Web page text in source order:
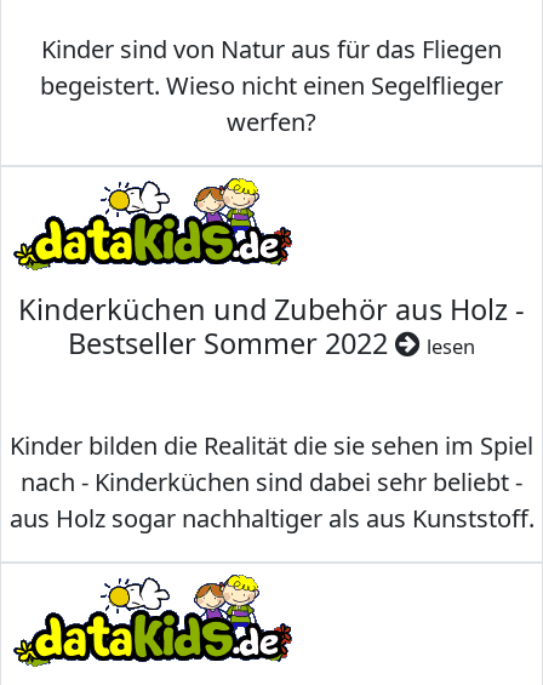
Kinder sind von Natur aus für das Fliegen
begeistert. Wieso nicht einen Segelflieger
werfen?
Kinderküchen und Zubehör aus Holz -
Bestseller Sommer 2022
lesen
Kinder bilden die Realität die sie sehen im Spiel
nach - Kinderküchen sind dabei sehr beliebt -
aus Holz sogar nachhaltiger als aus Kunststoff.